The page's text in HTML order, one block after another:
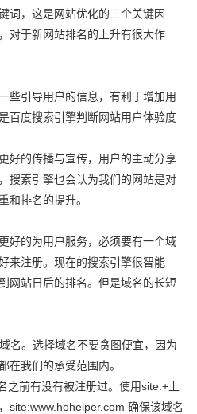
词，这是网站优化的三个关键因
对于新网站排名的上升有很大作
些引导用户的信息，有利于增加用
百度搜索引擎判断网站用户体验度
好的传播与宣传，用户的主动分享
搜索引擎也会认为我们的网站是对
和排名的提升。
好的为用户服务，必须要有一个域
来注册。现在的搜索引擎很智能
网站日后的排名。但是域名的长短
名。选择域名不要贪图便宜，因为
在我们的承受范围内。
之前有没有被注册过。使用site:+上
site:www.hohelper.com 确保该域名